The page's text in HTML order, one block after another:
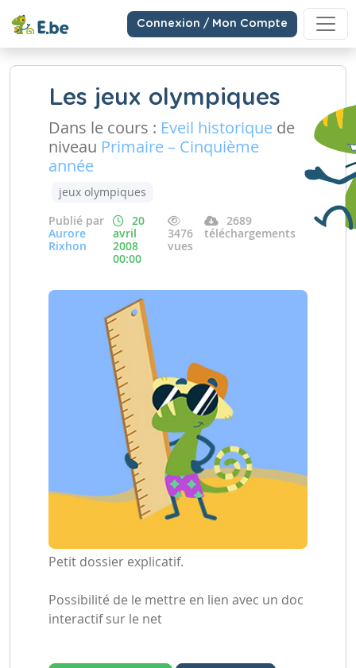
Connexion / Mon Compte
Les jeux olympiques
Dans le cours : Eveil historique de
niveau Primaire – Cinquième
année
jeux olympiques
Publié par
Aurore
Rixhon
20
avril
2008
00:00
3476
vues
2689
téléchargements
Petit dossier explicatif.
Possibilité de le mettre en lien avec un doc
interactif sur le net